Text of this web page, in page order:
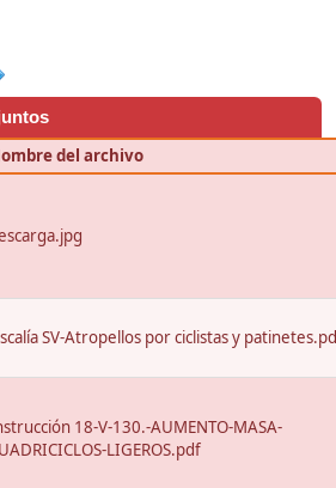
del archivo
SV-Atropellos por ciclistas y
18-V-130.-AUMENTO-MASA-
LIGEROS.pdf